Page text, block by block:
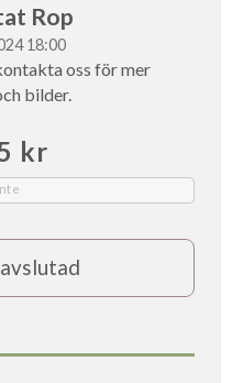
Rop
18:00
oss för mer
bilder.
kr